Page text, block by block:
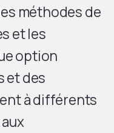
méthodes de
et les
option
et des
à différents